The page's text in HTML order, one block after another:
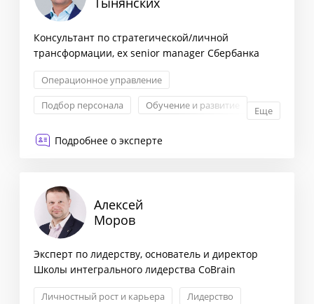
Консультант по стратегической/личной
трансформации, ex senior manager Сбербанка
Операционное управление
Подбор персонала
Обучение и развитие
Еще
Подробнее о эксперте
Алексей
Моров
Эксперт по лидерству, основатель и директор
Школы интегрального лидерства CoBrain
Личностный рост и карьера
Лидерство